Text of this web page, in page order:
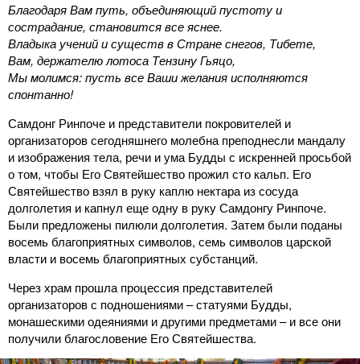
Благодаря Вам путь, объединяющий пустоту и
сострадание, становится все яснее.
Владыка учений и существ в Стране снегов, Тибете,
Вам, держателю лотоса Тензину Гьяцо,
Мы молимся: пусть все Ваши желания исполняются
спонтанно!
Самдонг Ринпоче и представители покровителей и
организаторов сегодняшнего молебна преподнесли мандалу
и изображения тела, речи и ума Будды с искренней просьбой
о том, чтобы Его Святейшество прожил сто кальп. Его
Святейшество взял в руку каплю нектара из сосуда
долголетия и капнул еще одну в руку Самдонгу Ринпоче.
Были предложены пилюли долголетия. Затем были поданы
восемь благоприятных символов, семь символов царской
власти и восемь благоприятных субстанций.
Через храм прошла процессия представителей
организаторов с подношениями – статуями Будды,
монашескими одеяниями и другими предметами – и все они
получили благословение Его Святейшества.